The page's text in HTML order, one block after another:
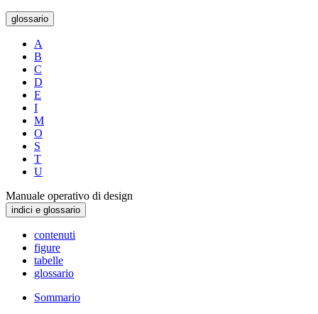
glossario
A
B
C
D
E
I
M
O
S
T
U
Manuale operativo di design
indici e glossario
contenuti
figure
tabelle
glossario
Sommario